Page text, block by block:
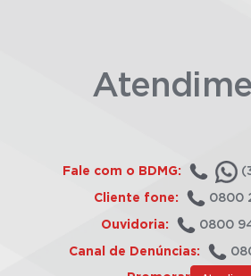
Fale com o BDMG:
Cliente fone: 0800
Ouvidoria: 0800
Canal de Denúncias: